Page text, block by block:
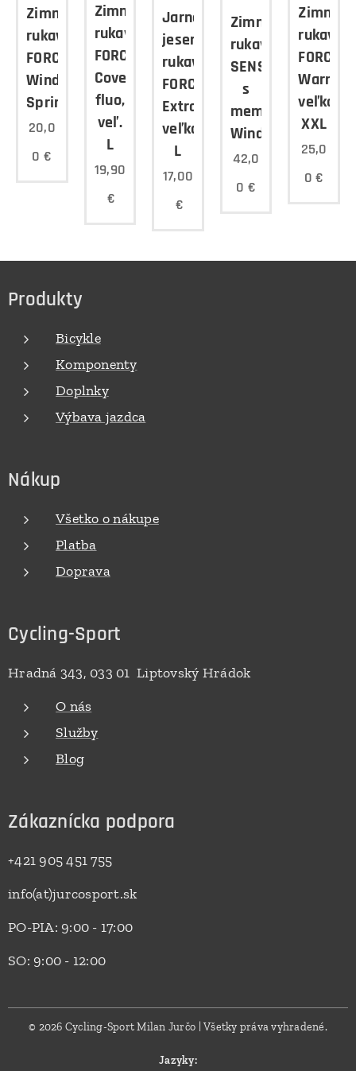
Zimné
rukavice
FORCE
Windster
Spring
20,0
0 €
Zimné
rukavice
FORCE
Cover,
fluo,
veľ.
L
19,90
€
Jarné/
jesenné
rukavice
FORCE
Extra,
veľkosť
L
17,00
€
Zimné
rukavice
SENSOR
s
membránou
Windstopper
42,0
0 €
Zimné
rukavice
FORCE
Warm,
veľkosť
XXL
25,0
0 €
Produkty
Bicykle
Komponenty
Doplnky
Výbava jazdca
Nákup
Všetko o nákupe
Platba
Doprava
Cycling-Sport
Hradná 343, 033 01 Liptovský Hrádok
O nás
Služby
Blog
Zákaznícka podpora
+421 905 451 755
info(at)jurcosport.sk
PO-PIA: 9:00 - 17:00
SO: 9:00 - 12:00
© 2026 Cycling-Sport Milan Jurčo | Všetky práva vyhradené.
Jazyky